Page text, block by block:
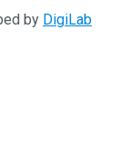
by DigiLab